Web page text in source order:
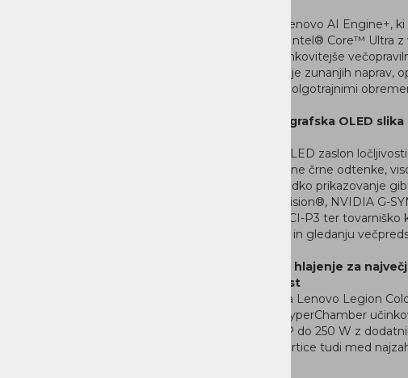
vključuje Lenovo AI Engine+,
Procesorji Intel® Core™ Ultra
vsebin, učinkovitejše
povezovanje zunanjih naprav,
tudi med dolgotrajnimi
Kinematografska OLED
16-palčni OLED zaslon
sliko, popolne črne odtenke,
izredno gladko prikazovanje
za Dolby Vision®, NVIDIA G-
prostora DCI-P3 ter
ustvarjanju in gledanju
Napredno hlajenje za
zmogljivost
Tehnologija Lenovo Legion
zasnovo HyperChamber
skupni TDP do 250 W z
grafične kartice tudi med